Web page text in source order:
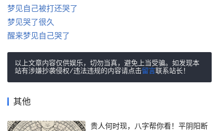
梦见自己被打还哭了
梦见哭了很久
醒来梦见自己哭了
以上文章内容仅供娱乐，切勿当真，避免上当受骗。如发现本
站有涉嫌抄袭侵权/违法违规的内容请点击留言联系站长！
其他
贵人何时现，八字帮你看！平阴阳断